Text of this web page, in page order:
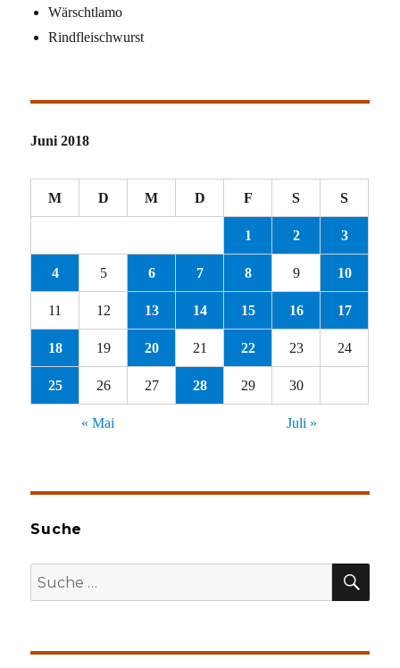
Wärschtlamo
Rindfleischwurst
Juni 2018
M D M D F S S
1 2 3
4 5 6 7 8 9 10
11 12 13 14 15 16 17
18 19 20 21 22 23 24
25 26 27 28 29 30
« Mai Juli »
Suche
Suche
nach: